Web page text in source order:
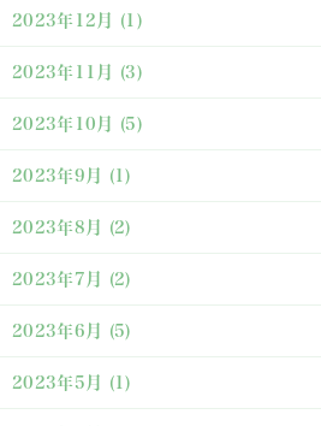
2023年12月 (1)
2023年11月 (3)
2023年10月 (5)
2023年9月 (1)
2023年8月 (2)
2023年7月 (2)
2023年6月 (5)
2023年5月 (1)